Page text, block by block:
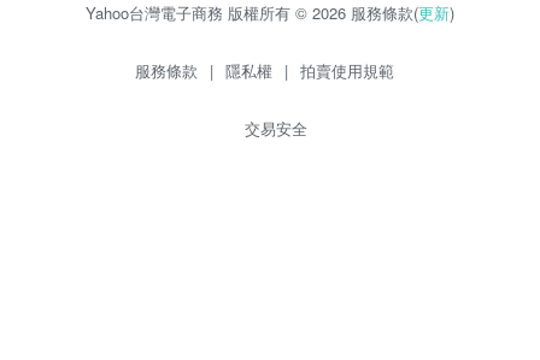
Yahoo台灣電子商務 版權所有 © 2026 服務條款(更新)
服務條款 | 隱私權 | 拍賣使用規範
交易安全